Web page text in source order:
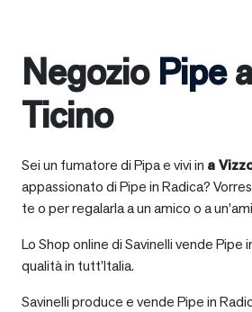
Negozio Pipe
Ticino
Sei un fumatore di Pipa e vivi in a
appassionato di Pipe in Radica?
te o per regalarla a un amico o a
Lo Shop online di Savinelli vende Pipe
qualità in tutt’Italia.
Savinelli produce e vende Pipe in